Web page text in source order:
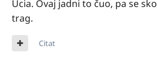
Ucia. Ovaj jadni to čuo, pa se
trag.
Citat